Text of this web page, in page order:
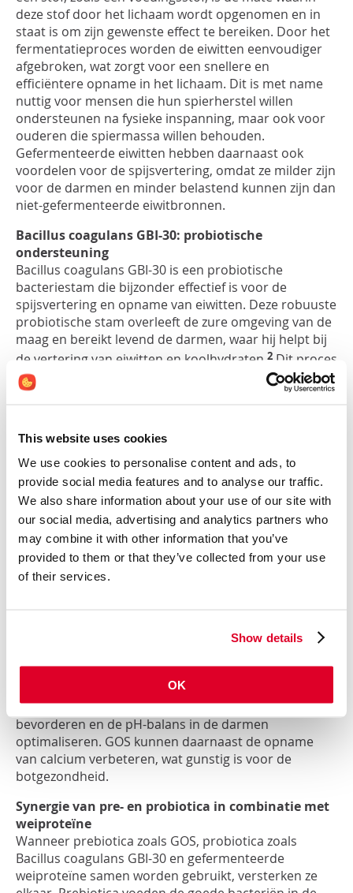
This website uses cookies
We use cookies to personalise content and ads, to
provide social media features and to analyse our traffic.
We also share information about your use of our site with
our social media, advertising and analytics partners who
may combine it with other information that you’ve
provided to them or that they’ve collected from your use
of their services.
Show details
OK
deze stof door het lichaam wordt opgenomen en in
staat is om zijn gewenste effect te bereiken. Door het
fermentatieproces worden de eiwitten eenvoudiger
afgebroken, wat zorgt voor een snellere en
efficiëntere opname in het lichaam. Dit is met name
nuttig voor mensen die hun spierherstel willen
ondersteunen na fysieke inspanning, maar ook voor
ouderen die spiermassa willen behouden.
Gefermenteerde eiwitten hebben daarnaast ook
voordelen voor de spijsvertering, omdat ze milder zijn
voor de darmen en minder belastend kunnen zijn dan
niet-gefermenteerde eiwitbronnen.
Bacillus coagulans GBI-30: probiotische
ondersteuning
Bacillus coagulans GBI-30 is een probiotische
bacteriestam die bijzonder effectief is voor de
spijsvertering en opname van eiwitten. Deze robuuste
probiotische stam overleeft de zure omgeving van de
maag en bereikt levend de darmen, waar hij helpt bij
de vertering van eiwitten en koolhydraten. 2 Dit proces
kan de opname van essentiële aminozuren
verbeteren, wat vooral voordelig is voor sporters en
effecten op de darmgezondheid, en kan helpen bij het
verminderen van spijsverteringsklachten zoals een
opgeblazen gevoel en gasvorming. 3
Galacto-oligosachariden (GOS): prebiotische
ondersteuning
Galacto-oligosachariden zijn prebiotische vezels die
als voedingsstof dienen voor de goede bacteriën in de
darmen, zoals bifidobacteriën en lactobacillen.
darmbacteriën worden gefermenteerd. Dit stimuleert
de darmflora te verbeteren. De fermentatie van GOS
resulteert bovendien in de productie van
korteketenvetzuren, die de darmgezondheid
bevorderen en de pH-balans in de darmen
optimaliseren. GOS kunnen daarnaast de opname
van calcium verbeteren, wat gunstig is voor de
botgezondheid.
Synergie van pre- en probiotica in combinatie met
weiproteïne
Wanneer prebiotica zoals GOS, probiotica zoals
Bacillus coagulans GBI-30 en gefermenteerde
weiproteïne samen worden gebruikt, versterken ze